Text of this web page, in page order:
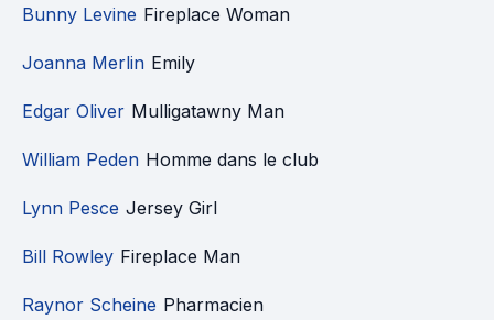
Bunny Levine Fireplace Woman
Joanna Merlin Emily
Edgar Oliver Mulligatawny Man
William Peden Homme dans le club
Lynn Pesce Jersey Girl
Bill Rowley Fireplace Man
Raynor Scheine Pharmacien